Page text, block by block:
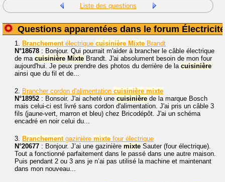
Liste des questions
Questions apparentées dans le forum Électricité
1. Branchementélectrique cuisinière Mixte Brandt
N°18678 : Bonjour. Qui pourrait m'aider à brancher le câble électrique
de ma cuisinière Mixte Brandt. J'ai absolument besoin de mon four
aujourd'hui. Je peux prendre des photos du derrière de la cuisinière
ainsi que du fil et de...
2. Brancher cordon d'alimentation cuisinière mixte
N°18952 : Bonsoir. J'ai acheté une cuisinière de la marque Bosch
mais celui-ci est livré sans cordon d'alimentation. J'ai pris un câble 3
fils (jaune-vert, marron et bleu) chez Bricodépôt. J'ai un schéma
encadré en noir celui du...
3. Branchementgazinière mixte four électrique
N°20677 : Bonjour. J’ai une gazinière mixte Sauter (four électrique).
Tout a fonctionné parfaitement dans le passé dans une autre maison.
Puis pendant 2 ou 3 ans je n’ai pas utilisé la machine et maintenant
dans mon nouveau...